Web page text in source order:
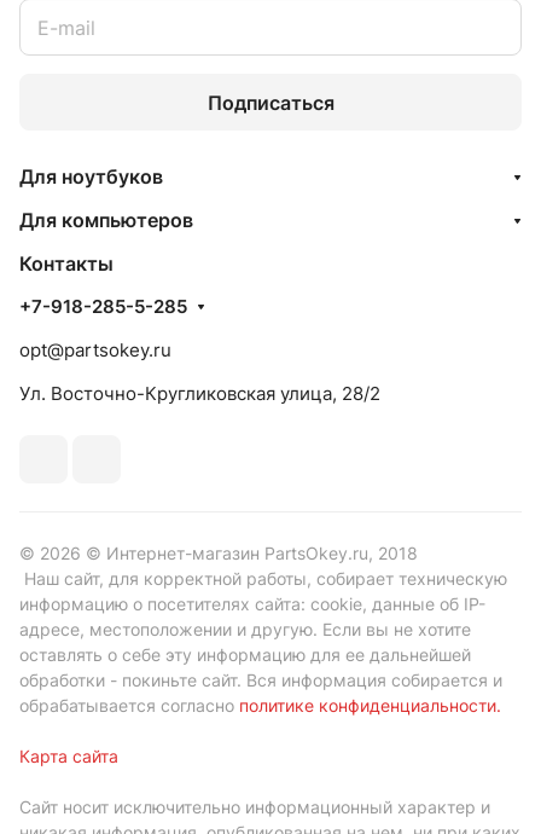
Подписаться
Для ноутбуков
Для компьютеров
Контакты
+7-918-285-5-285
opt@partsokey.ru
Ул. Восточно-Кругликовская улица, 28/2
© 2026 © Интернет-магазин PartsOkey.ru, 2018
Наш сайт, для корректной работы, собирает техническую
информацию о посетителях сайта: cookie, данные об IP-
адресе, местоположении и другую. Если вы не хотите
оставлять о себе эту информацию для ее дальнейшей
обработки - покиньте сайт. Вся информация собирается и
обрабатывается согласно политике конфиденциальности.
Карта сайта
Сайт носит исключительно информационный характер и